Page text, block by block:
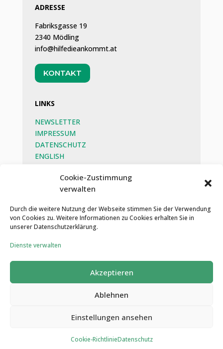
Cookie-Zustimmung
verwalten
Durch die weitere Nutzung der Webseite stimmen Sie der Verwendung
von Cookies zu. Weitere Informationen zu Cookies erhalten Sie in
unserer Datenschutzerklärung.
Dienste verwalten
Akzeptieren
Ablehnen
Einstellungen ansehen
Cookie-RichtlinieDatenschutz
ADRESSE
Fabriksgasse 19
2340 Mödling
info@hilfedieankommt.at
KONTAKT
LINKS
NEWSLETTER
IMPRESSUM
DATENSCHUTZ
ENGLISH
BEG
SOZIALE MEDIEN
ANMELDEN